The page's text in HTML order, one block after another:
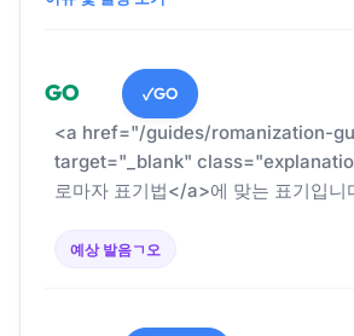
GO ✓GO
<a href="/guides/romanization-
target="_blank"
로마자 표기법</a>에 맞는 표기입니
예상 발음ㄱ오